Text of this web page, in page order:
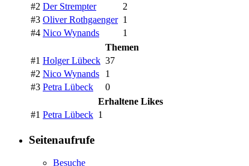
#2 Der Strempter
2
#3 Oliver Rothgaenger 1
#4 Nico Wynands
1
Themen
#1 Holger Lübeck 37
#2 Nico Wynands
1
#3 Petra Lübeck
0
Erhaltene Likes
#1 Petra Lübeck 1
Seitenaufrufe
Besuche